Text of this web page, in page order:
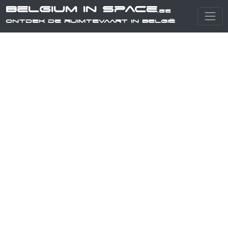
Belgium in Space.be
Ontdek de ruimtevaart in België